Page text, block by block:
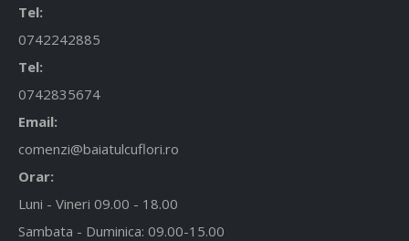
Tel:
0742242885
Tel:
0742835674
Email:
comenzi@baiatulcuflori.ro
Orar:
Luni - Vineri 09.00 - 18.00
Sambata - Duminica: 09.00-15.00